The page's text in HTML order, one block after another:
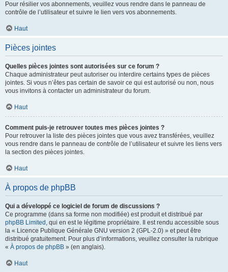
Pour résilier vos abonnements, veuillez vous rendre dans le panneau de
contrôle de l’utilisateur et suivre le lien vers vos abonnements.
Haut
Pièces jointes
Quelles pièces jointes sont autorisées sur ce forum ?
Chaque administrateur peut autoriser ou interdire certains types de pièces
jointes. Si vous n’êtes pas certain de savoir ce qui est autorisé ou non, nous
vous invitons à contacter un administrateur du forum.
Haut
Comment puis-je retrouver toutes mes pièces jointes ?
Pour retrouver la liste des pièces jointes que vous avez transférées, veuillez
vous rendre dans le panneau de contrôle de l’utilisateur et suivre les liens vers
la section des pièces jointes.
Haut
À propos de phpBB
Qui a développé ce logiciel de forum de discussions ?
Ce programme (dans sa forme non modifiée) est produit et distribué par
phpBB Limited , qui en est le légitime propriétaire. Il est rendu accessible sous
la « Licence Publique Générale GNU version 2 (GPL-2.0) » et peut être
distribué gratuitement. Pour plus d’informations, veuillez consulter la rubrique
« À propos de phpBB » (en anglais).
Haut